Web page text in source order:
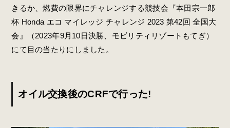
きるか、燃費の限界にチャレンジする競技会『本田宗一郎
杯 Honda エコ マイレッジ チャレンジ 2023 第42回 全国大
会』（2023年9月10日決勝、モビリティリゾートもてぎ）
にて目の当たりにしました。
オイル交換後のCRFで行った!